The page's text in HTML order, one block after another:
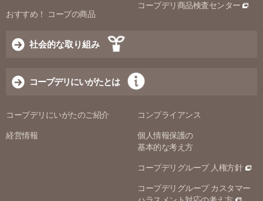
おすすめ！ コープの商品
コープデリ商品検査センター
社会的な取り組み
コープデリにいがたとは
コープデリにいがたのご紹介
経営情報
コンプライアンス
個人情報保護の
基本的な考え方
コープデリグループ 人権方針
コープデリグループ カスタマー